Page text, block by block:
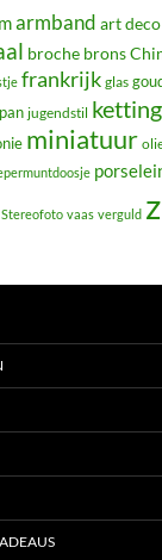
armband art deco
broche brons
frankrijk glas
jugendstil ketting
miniatuur
Stereofoto vaas verguld